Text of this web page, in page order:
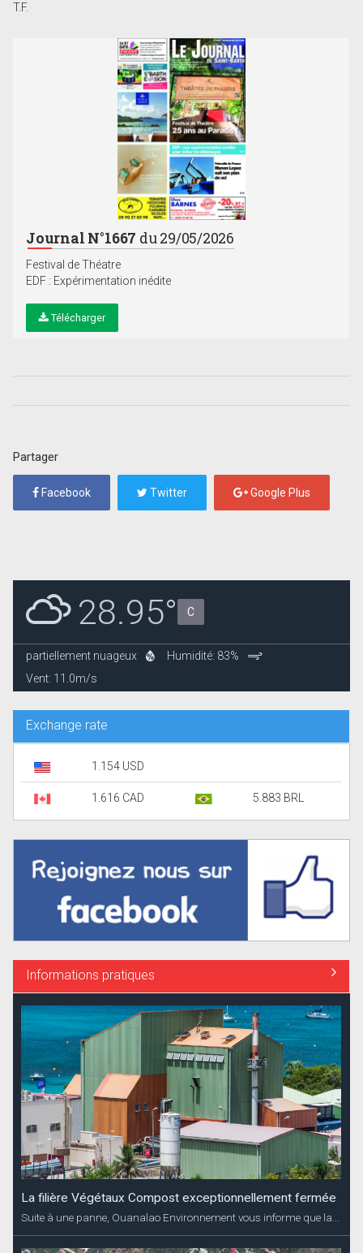
T.F.
Journal N°1667 du 29/05/2026
Festival de Théatre
EDF : Expérimentation inédite
Télécharger
Partager
Facebook Twitter Google Plus
28.95° C
partiellement nuageux
Humidité: 83%
Vent: 11.0m/s
Exchange rate
1.154 USD
1.616 CAD 5.883 BRL
Informations pratiques
La filière Végétaux Compost exceptionnellement fermée
Suite à une panne, Ouanalao Environnement vous informe que la...